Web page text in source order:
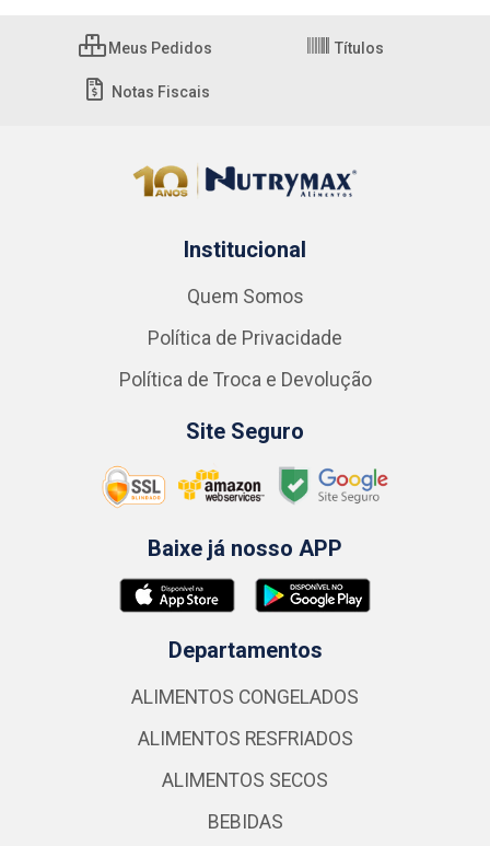
Meus Pedidos Títulos
Notas Fiscais
Institucional
Quem Somos
Política de Privacidade
Política de Troca e Devolução
Site Seguro
Baixe já nosso APP
Departamentos
ALIMENTOS CONGELADOS
ALIMENTOS RESFRIADOS
ALIMENTOS SECOS
BEBIDAS